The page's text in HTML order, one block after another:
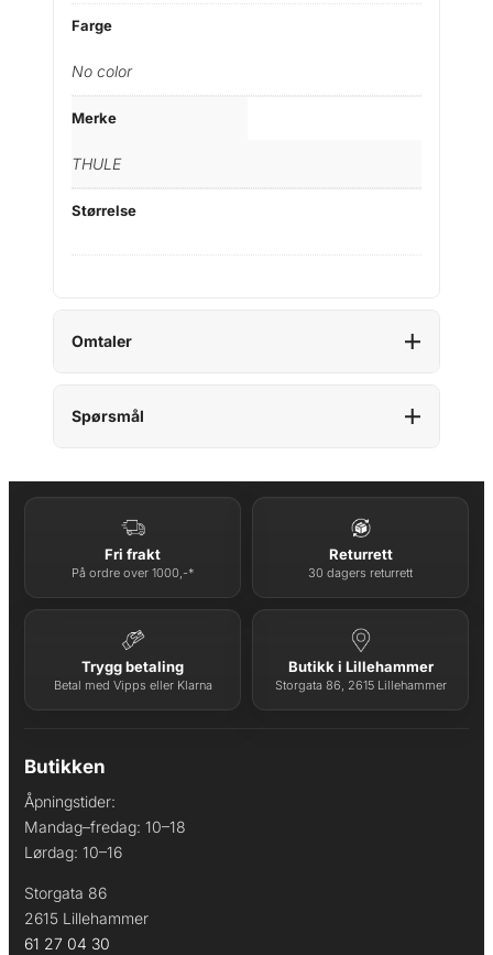
Farge
No color
Merke
THULE
Størrelse
Omtaler
Spørsmål
Fri frakt
På ordre over 1000,-*
Returrett
30 dagers returrett
Trygg betaling
Betal med Vipps eller Klarna
Butikk i Lillehammer
Storgata 86, 2615 Lillehammer
Butikken
Åpningstider:
Mandag–fredag: 10–18
Lørdag: 10–16
Storgata 86
2615 Lillehammer
61 27 04 30